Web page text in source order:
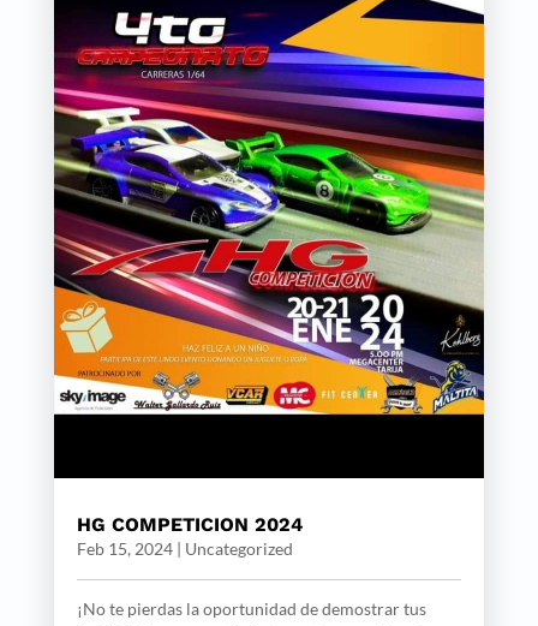
HG COMPETICION 2024
Feb 15, 2024| Uncategorized
¡No te pierdas la oportunidad de demostrar tus